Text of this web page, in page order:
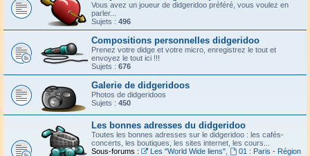
Vous avez un joueur de didgeridoo préféré, vous voulez en
parler...
Sujets : 496
Compositions personnelles didgeridoo
Prenez votre didge et votre micro, enregistrez le tout et
envoyez le tout ici !!!
Sujets : 676
Galerie de didgeridoos
Photos de didgeridoos
Sujets : 450
Les bonnes adresses du didgeridoo
Toutes les bonnes adresses sur le didgeridoo : les cafés-
concerts, les boutiques, les sites internet, les cours...
Sous-forums :
Les "World Wide liens",
01 : Paris - Région